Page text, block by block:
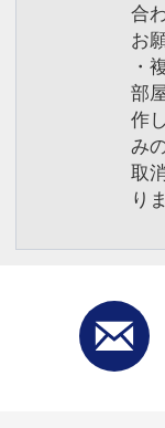
合
お
・
部
作
み
取
り